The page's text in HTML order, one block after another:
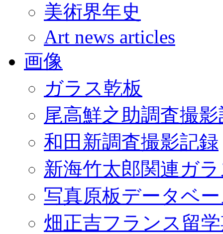
美術界年史
Art news articles
画像
ガラス乾板
尾高鮮之助調査撮
和田新調査撮影記録
新海竹太郎関連ガ
写真原板データベ
畑正吉フランス留